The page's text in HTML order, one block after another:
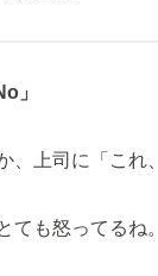
」
、上司に「これ
も怒ってるね